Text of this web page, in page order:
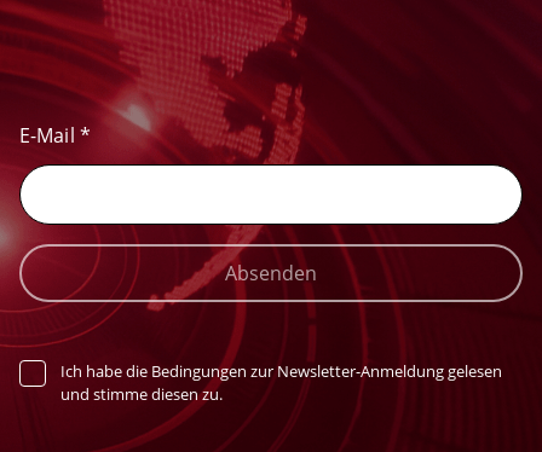
E-Mail *
Absenden
Ich habe die Bedingungen zur Newsletter-Anmeldung gelesen
und stimme diesen zu.